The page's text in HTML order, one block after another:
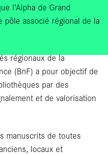
l’Alpha de Grand
pôle associé régional de la
régionaux de la
(BnF) a pour objectif de
par des
et de valorisation
manuscrits de toutes
locaux et